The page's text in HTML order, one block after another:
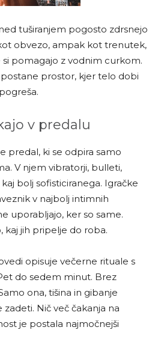
tuširanjem pogosto zdrsnejo
obvezo, ampak kot trenutek,
pomagajo z vodnim curkom.
prostor, kjer telo dobi
v predalu
predal, ki se odpira samo
V njem vibratorji, bulleti,
bolj sofisticiranega. Igračke
v najbolj intimnih
uporabljajo, ker so same.
kaj jih pripelje do roba.
opisuje večerne rituale s
do sedem minut. Brez
ona, tišina in gibanje
Nič več čakanja na
je postala najmočnejši